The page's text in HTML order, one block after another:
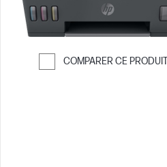
COMPARER CE PRODUIT